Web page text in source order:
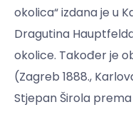
okolica“ izdana je u
Dragutina
okolice. Također je
(Zagreb 1888.,
Stjepan Širola